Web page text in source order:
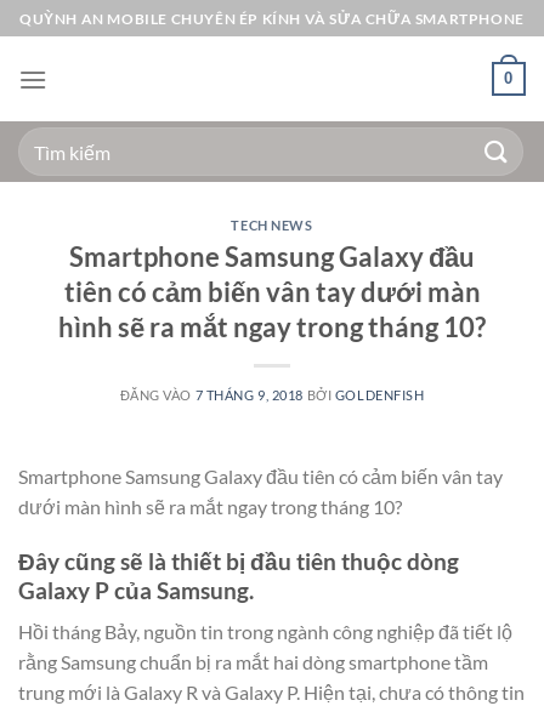
Bỏ
qua
nội
QUỲNH AN MOBILE CHUYÊN ÉP KÍNH VÀ SỬA CHỮA SMARTPHONE
0
Tìm
kiếm:
TECH NEWS
Smartphone Samsung Galaxy đầu
tiên có cảm biến vân tay dưới màn
hình sẽ ra mắt ngay trong tháng 10?
ĐĂNG VÀO 7 THÁNG 9, 2018 BỞI GOLDENFISH
Smartphone Samsung Galaxy đầu tiên có cảm biến vân tay
dưới màn hình sẽ ra mắt ngay trong tháng 10?
Đây cũng sẽ là thiết bị đầu tiên thuộc dòng
Galaxy P của Samsung.
Hồi tháng Bảy, nguồn tin trong ngành công nghiệp đã tiết lộ
rằng Samsung chuẩn bị ra mắt hai dòng smartphone tầm
trung mới là Galaxy R và Galaxy P. Hiện tại, chưa có thông tin